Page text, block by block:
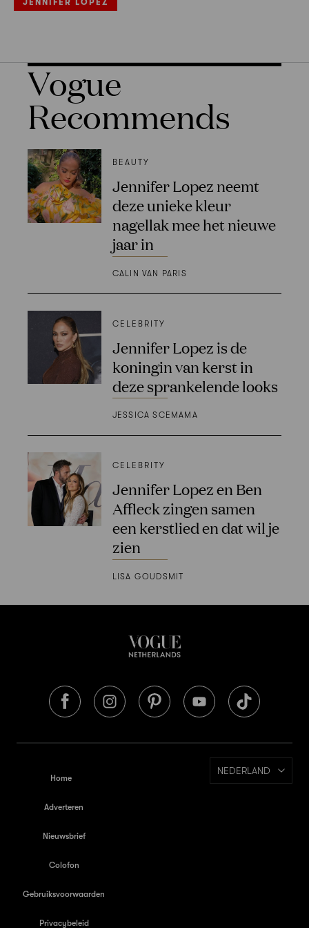
JENNIFER LOPEZ
Vogue
Recommends
BEAUTY
Jennifer Lopez neemt
deze unieke kleur
nagellak mee het nieuwe
jaar in
CALIN VAN PARIS
CELEBRITY
Jennifer Lopez is de
koningin van kerst in
deze sprankelende looks
JESSICA SCEMAMA
CELEBRITY
Jennifer Lopez en Ben
Affleck zingen samen
een kerstlied en dat wil je
zien
LISA GOUDSMIT
Home
Adverteren
Nieuwsbrief
Colofon
Gebruiksvoorwaarden
Privacybeleid
NEDERLAND